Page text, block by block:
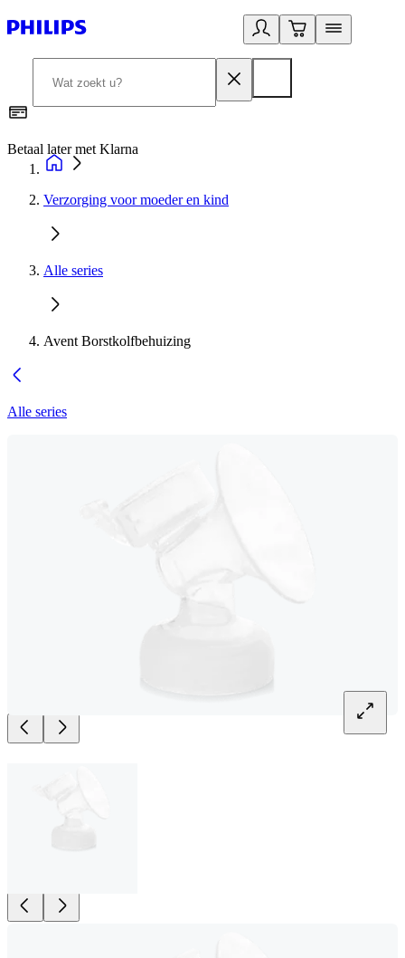
Betaal later met Klarna
Verzorging voor moeder en kind
Alle series
Avent Borstkolfbehuizing
Alle series